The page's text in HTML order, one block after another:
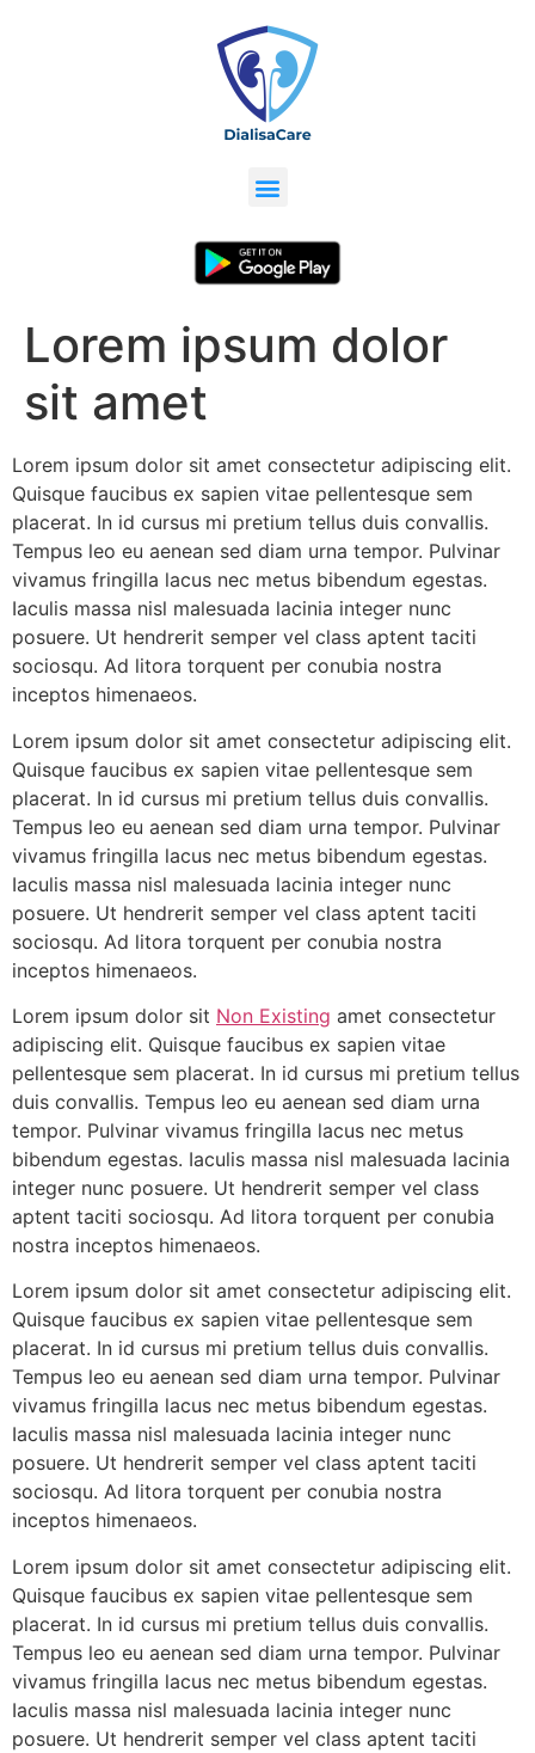
Lorem ipsum dolor
sit amet
Lorem ipsum dolor sit amet consectetur adipiscing elit.
Quisque faucibus ex sapien vitae pellentesque sem
placerat. In id cursus mi pretium tellus duis convallis.
Tempus leo eu aenean sed diam urna tempor. Pulvinar
vivamus fringilla lacus nec metus bibendum egestas.
Iaculis massa nisl malesuada lacinia integer nunc
posuere. Ut hendrerit semper vel class aptent taciti
sociosqu. Ad litora torquent per conubia nostra
inceptos himenaeos.
Lorem ipsum dolor sit amet consectetur adipiscing elit.
Quisque faucibus ex sapien vitae pellentesque sem
placerat. In id cursus mi pretium tellus duis convallis.
Tempus leo eu aenean sed diam urna tempor. Pulvinar
vivamus fringilla lacus nec metus bibendum egestas.
Iaculis massa nisl malesuada lacinia integer nunc
posuere. Ut hendrerit semper vel class aptent taciti
sociosqu. Ad litora torquent per conubia nostra
inceptos himenaeos.
Lorem ipsum dolor sit Non Existing amet consectetur
adipiscing elit. Quisque faucibus ex sapien vitae
pellentesque sem placerat. In id cursus mi pretium tellus
duis convallis. Tempus leo eu aenean sed diam urna
tempor. Pulvinar vivamus fringilla lacus nec metus
bibendum egestas. Iaculis massa nisl malesuada lacinia
integer nunc posuere. Ut hendrerit semper vel class
aptent taciti sociosqu. Ad litora torquent per conubia
nostra inceptos himenaeos.
Lorem ipsum dolor sit amet consectetur adipiscing elit.
Quisque faucibus ex sapien vitae pellentesque sem
placerat. In id cursus mi pretium tellus duis convallis.
Tempus leo eu aenean sed diam urna tempor. Pulvinar
vivamus fringilla lacus nec metus bibendum egestas.
Iaculis massa nisl malesuada lacinia integer nunc
posuere. Ut hendrerit semper vel class aptent taciti
sociosqu. Ad litora torquent per conubia nostra
inceptos himenaeos.
Lorem ipsum dolor sit amet consectetur adipiscing elit.
Quisque faucibus ex sapien vitae pellentesque sem
placerat. In id cursus mi pretium tellus duis convallis.
Tempus leo eu aenean sed diam urna tempor. Pulvinar
vivamus fringilla lacus nec metus bibendum egestas.
Iaculis massa nisl malesuada lacinia integer nunc
posuere. Ut hendrerit semper vel class aptent taciti